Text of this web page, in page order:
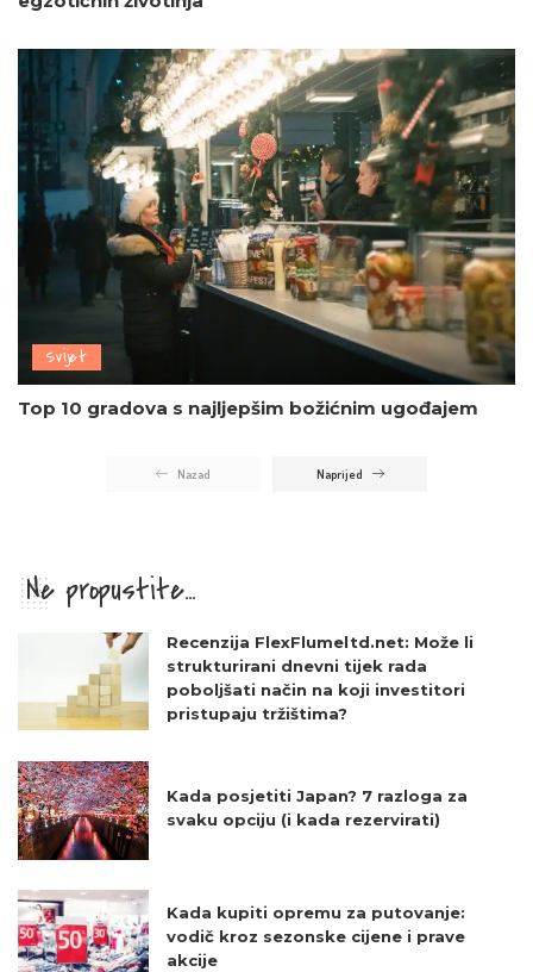
Svijet
Top 10 gradova s najljepšim božićnim ugođajem
Nazad Naprijed
Ne propustite...
Recenzija FlexFlumeltd.net: Može li
strukturirani dnevni tijek rada
poboljšati način na koji investitori
pristupaju tržištima?
Kada posjetiti Japan? 7 razloga za
svaku opciju (i kada rezervirati)
Kada kupiti opremu za putovanje:
vodič kroz sezonske cijene i prave
akcije